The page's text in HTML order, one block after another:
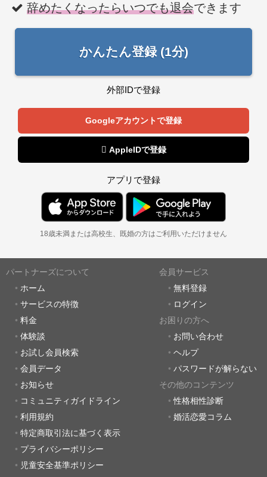
辞めたくなったらいつでも退会できます
かんたん登録 (1分)
外部IDで登録
Googleアカウントで登録
 AppleIDで登録
アプリで登録
18歳未満または高校生、既婚の方はご利用いただけません
パートナーズについて
ホーム
サービスの特徴
料金
体験談
お試し会員検索
会員データ
お知らせ
コミュニティガイドライン
利用規約
特定商取引法に基づく表示
プライバシーポリシー
児童安全基準ポリシー
会員サービス
無料登録
ログイン
お困りの方へ
お問い合わせ
ヘルプ
パスワードが解らない
その他のコンテンツ
性格相性診断
婚活恋愛コラム